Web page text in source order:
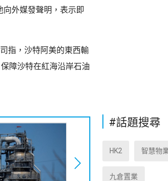
外媒發聲明，表示即
指，沙特阿美的東西輸
障沙特在紅海沿岸石油
#話題搜尋
HK2 智慧物
九倉置業